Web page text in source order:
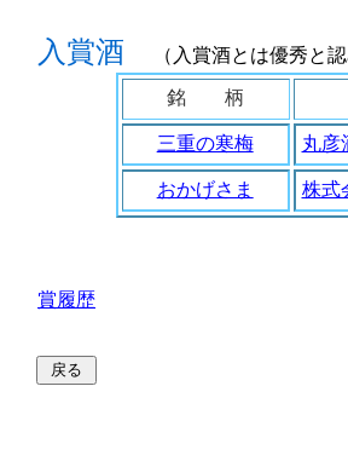
入賞酒 （入賞酒とは優秀と
銘 柄
三重の寒梅 丸彦
おかげさま 株式
賞履歴